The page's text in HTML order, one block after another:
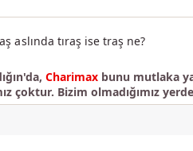
aslında tıraş ise traş ne?
Charimax bunu mutlaka
çoktur. Bizim olmadığımız